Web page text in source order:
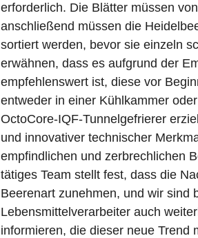
erforderlich. Die Blätter müssen
anschließend müssen die
sortiert werden, bevor sie einzeln
erwähnen, dass es aufgrund der
empfehlenswert ist, diese vor
entweder in einer Kühlkammer
OctoCore-IQF-Tunnelgefrierer
und innovativer technischer
empfindlichen und zerbrechlichen
tätiges Team stellt fest, dass die
Beerenart zunehmen, und wir sind
Lebensmittelverarbeiter auch
informieren, die dieser neue Trend